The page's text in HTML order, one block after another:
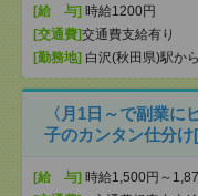
[給 与] 時給1200円
[交通費]交通費支給有り
[勤務地] 白沢(秋田県)駅か
〈月1日～で副業に
子のカンタン仕分け
[給 与] 時給1,500円～